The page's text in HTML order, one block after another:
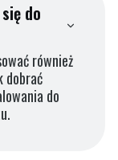
do
również
dobrać
do